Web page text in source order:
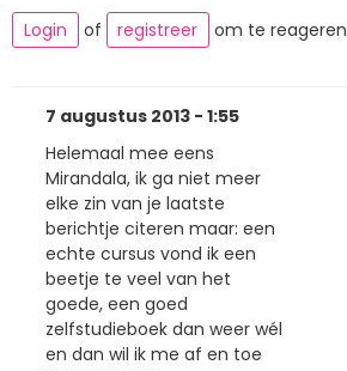
Login
of registreer om te reageren
7 augustus 2013 - 1:55
Helemaal mee eens
Mirandala, ik ga niet meer
elke zin van je laatste
berichtje citeren maar: een
echte cursus vond ik een
beetje te veel van het
goede, een goed
zelfstudieboek dan weer wél
en dan wil ik me af en toe